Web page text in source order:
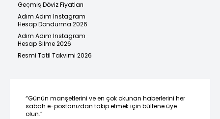
Geçmiş Döviz Fiyatları
Adım Adım Instagram
Hesap Dondurma 2026
Adım Adım Instagram
Hesap Silme 2026
Resmi Tatil Takvimi 2026
“Günün manşetlerini ve en çok okunan haberlerini her
sabah e-postanızdan takip etmek için bültene üye
olun.”